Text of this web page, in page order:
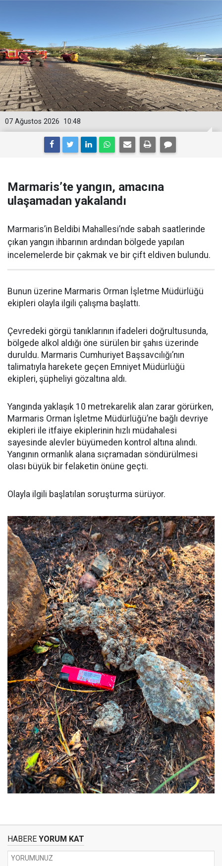
10:48
07 Ağustos 2026
Marmaris’te yangın, amacına
ulaşamadan yakalandı
Marmaris’in Beldibi Mahallesi’nde sabah saatlerinde
çıkan yangın ihbarının ardından bölgede yapılan
incelemelerde bir çakmak ve bir çift eldiven bulundu.
Bunun üzerine Marmaris Orman İşletme Müdürlüğü
ekipleri olayla ilgili çalışma başlattı.
Çevredeki görgü tanıklarının ifadeleri doğrultusunda,
bölgede alkol aldığı öne sürülen bir şahıs üzerinde
duruldu. Marmaris Cumhuriyet Başsavcılığı’nın
talimatıyla harekete geçen Emniyet Müdürlüğü
ekipleri, şüpheliyi gözaltına aldı.
Yangında yaklaşık 10 metrekarelik alan zarar görürken,
Marmaris Orman İşletme Müdürlüğü’ne bağlı devriye
ekipleri ile itfaiye ekiplerinin hızlı müdahalesi
sayesinde alevler büyümeden kontrol altına alındı.
Yangının ormanlık alana sıçramadan söndürülmesi
olası büyük bir felaketin önüne geçti.
Olayla ilgili başlatılan soruşturma sürüyor.
HABERE YORUM KAT